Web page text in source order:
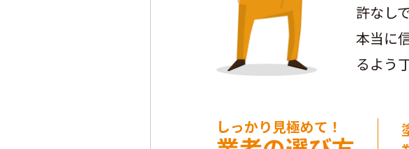
許なし
本当に
るよう
しっかり見極めて！